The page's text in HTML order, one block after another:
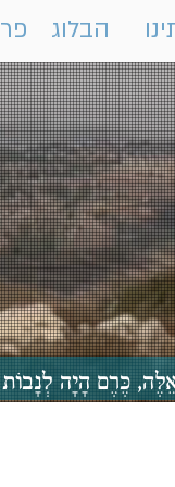
הבלוג
כֶּרֶם הָיָה